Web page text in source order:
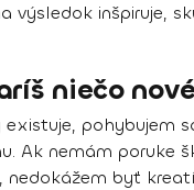
výsledok inšpiruje,
niečo
pohybujem
Ak nemám poruke
byť